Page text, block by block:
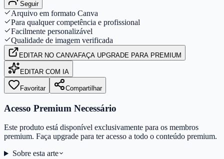
Seguir
Arquivo em formato Canva
Para qualquer competência e profissional
Facilmente personalizável
Qualidade de imagem verificada
EDITAR NO CANVAFAÇA UPGRADE PARA PREMIUM
EDITAR COM IA
Favoritar Compartilhar
Acesso Premium Necessário
Este produto está disponível exclusivamente para os membros
premium. Faça upgrade para ter acesso a todo o conteúdo premium.
Sobre esta arte